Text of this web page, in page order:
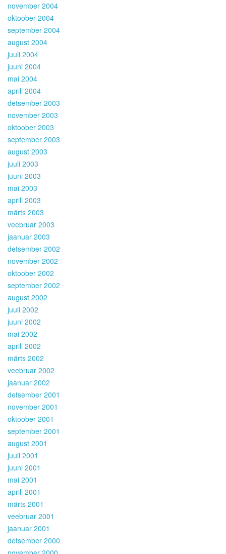
november 2004
oktoober 2004
september 2004
august 2004
juuli 2004
juuni 2004
mai 2004
aprill 2004
detsember 2003
november 2003
oktoober 2003
september 2003
august 2003
juuli 2003
juuni 2003
mai 2003
aprill 2003
märts 2003
veebruar 2003
jaanuar 2003
detsember 2002
november 2002
oktoober 2002
september 2002
august 2002
juuli 2002
juuni 2002
mai 2002
aprill 2002
märts 2002
veebruar 2002
jaanuar 2002
detsember 2001
november 2001
oktoober 2001
september 2001
august 2001
juuli 2001
juuni 2001
mai 2001
aprill 2001
märts 2001
veebruar 2001
jaanuar 2001
detsember 2000